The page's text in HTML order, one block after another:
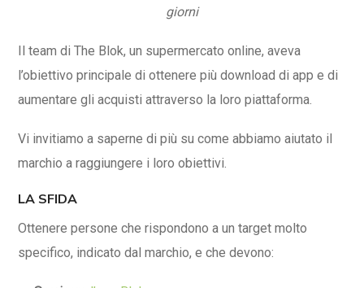
giorni
Il team di The Blok, un supermercato online, aveva
l’obiettivo principale di ottenere più download di app e di
aumentare gli acquisti attraverso la loro piattaforma.
Vi invitiamo a saperne di più su come abbiamo aiutato il
marchio a raggiungere i loro obiettivi.
LA SFIDA
Ottenere persone che rispondono a un target molto
specifico, indicato dal marchio, e che devono: